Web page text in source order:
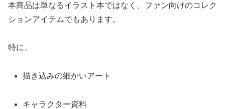
本商品は単なるイラスト本ではなく、ファン向けのコレク
ションアイテムでもあります。
特に、
描き込みの細かいアート
キャラクター資料